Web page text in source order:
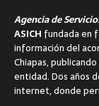
Agencia de
ASICH fundada en
información del
Chiapas,
entidad. Dos años
internet, donde